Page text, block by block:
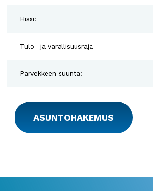
Hissi:
Tulo- ja varallisuusraja
Parvekkeen suunta:
ASUNTOHAKEMUS